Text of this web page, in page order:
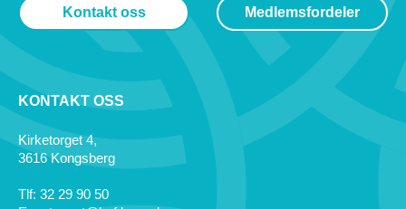
Kontakt oss Medlemsfordeler
KONTAKT OSS
Kirketorget 4,
3616 Kongsberg
Tlf: 32 29 90 50